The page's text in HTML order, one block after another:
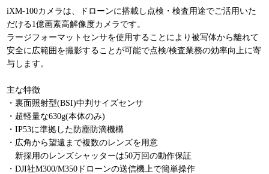
iXM-100カメラは、ドローンに搭載し点検・検査用途でご活用いた
だける1億画素高解像度カメラです。
ラージフォーマットセンサを使用することにより被写体から離れて
安全に広範囲を撮影することが可能で点検/検査業務の効率向上に寄
与します。
主な特徴
・裏面照射型(BSI)中判サイズセンサ
・超軽量な630g(本体のみ)
・IP53に準拠した防塵防滴機構
・広角から望遠まで複数のレンズを用意
新採用のレンズシャッターは50万回の動作保証
・DJI社M300/M350ドローンの送信機上で簡単操作